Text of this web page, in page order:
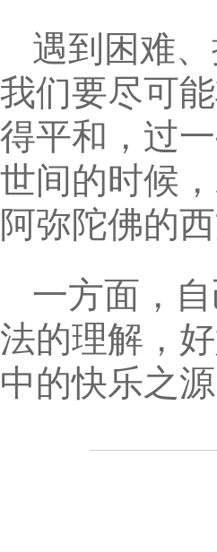
遇到困难
我们要尽可
得平和，过
世间的时候
阿弥陀佛的
一方面，
法的理解，
中的快乐之